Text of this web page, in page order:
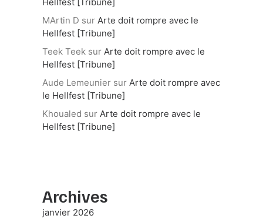
MArtin D sur Arte doit rompre avec le
Hellfest [Tribune]
Teek Teek sur Arte doit rompre avec le
Hellfest [Tribune]
Aude Lemeunier sur Arte doit rompre avec
le Hellfest [Tribune]
Khoualed sur Arte doit rompre avec le
Hellfest [Tribune]
Archives
janvier 2026